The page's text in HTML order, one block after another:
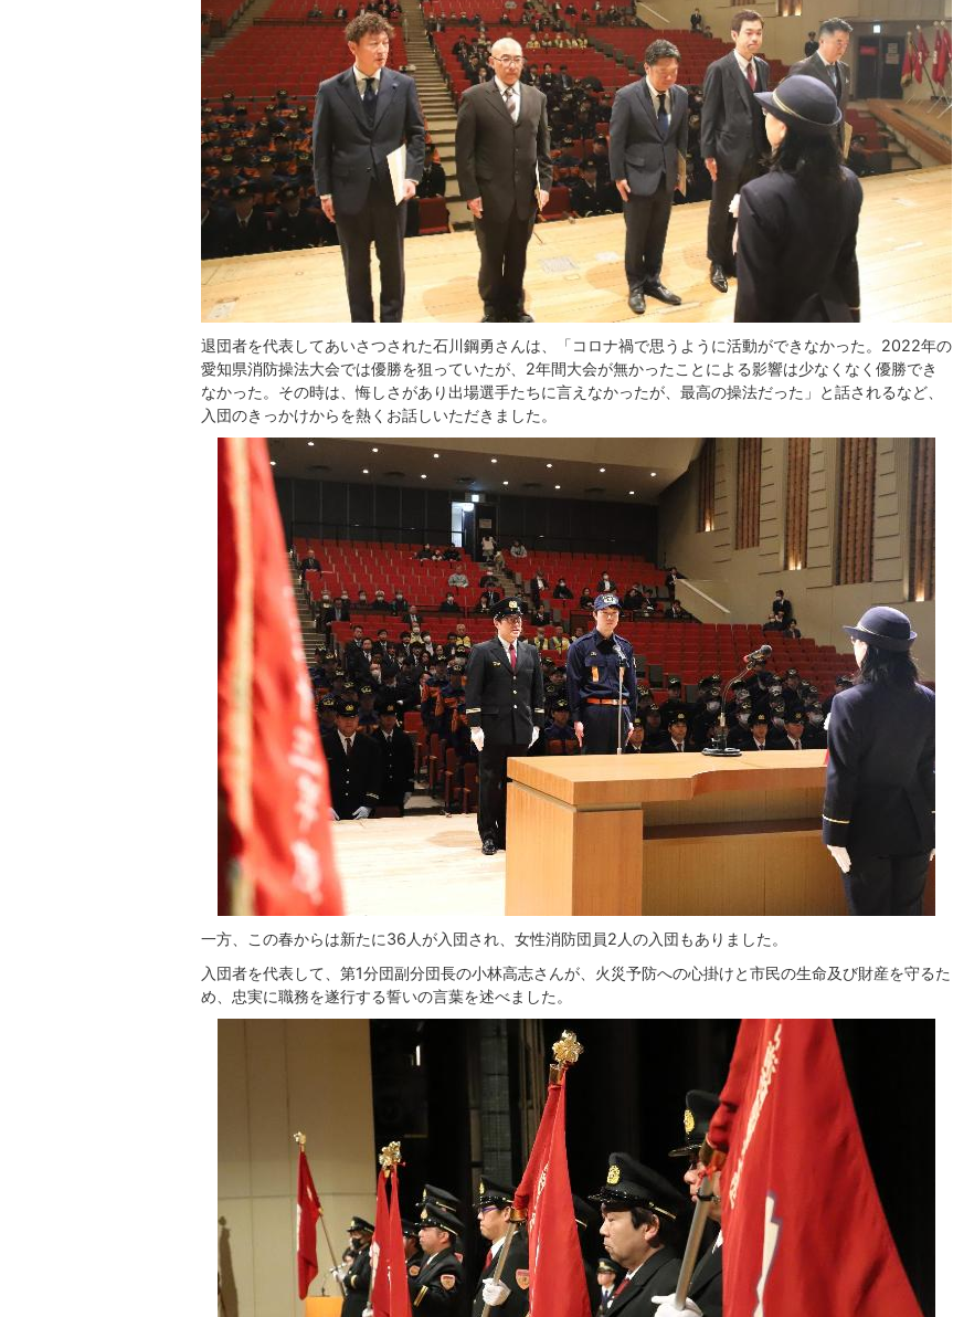
退団者を代表してあいさつされた石川鋼勇さんは、「コロナ禍で思うように活動ができなかった。2022年の
愛知県消防操法大会では優勝を狙っていたが、2年間大会が無かったことによる影響は少なくなく優勝でき
なかった。その時は、悔しさがあり出場選手たちに言えなかったが、最高の操法だった」と話されるなど、
入団のきっかけからを熱くお話しいただきました。
一方、この春からは新たに36人が入団され、女性消防団員2人の入団もありました。
入団者を代表して、第1分団副分団長の小林高志さんが、火災予防への心掛けと市民の生命及び財産を守るた
め、忠実に職務を遂行する誓いの言葉を述べました。